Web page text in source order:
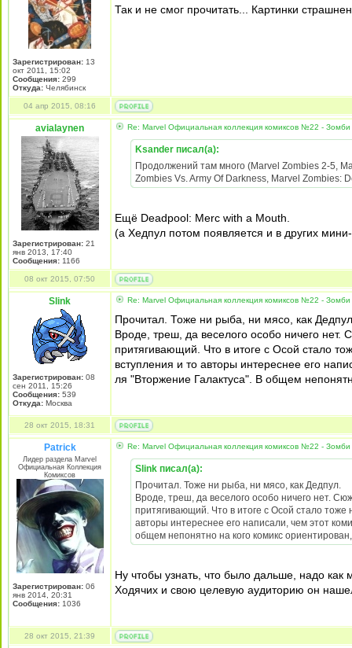
Зарегистрирован: 13
окт 2011, 15:02
Сообщения: 299
Откуда: Челябинск
Так и не смог прочитать... Картинки
04 апр 2015, 08:16
avialaynen
Зарегистрирован: 21
янв 2013, 17:40
Сообщения: 1166
Re: Marvel Официальная коллекция комиксов №22 - Зомби
Ksander писал(а):
Продолжений там много (Marvel Zombies 2-5,
Zombies Vs. Army Of Darkness, Marvel Zombies:
Ещё Deadpool: Merc with a Mouth.
(а Хедпул потом появляется и в других
08 окт 2015, 07:50
Slink
Зарегистрирован: 08
сен 2011, 15:26
Сообщения: 539
Откуда: Москва
Re: Marvel Официальная коллекция комиксов №22 - Зомби
Прочитал. Тоже ни рыба, ни мясо, как
Вроде, треш, да веселого особо ничего
притягивающий. Что в итоге с Осой стало
вступления и то авторы интереснее его
ля "Вторжение Галактуса". В общем
28 окт 2015, 18:31
Patrick
Лидер раздела Marvel
Официальная Коллекция
Комиксов
Зарегистрирован: 06
янв 2014, 20:31
Сообщения: 1036
Re: Marvel Официальная коллекция комиксов №22 - Зомби
Slink писал(а):
Прочитал. Тоже ни рыба, ни мясо, как Дедпул.
Вроде, треш, да веселого особо ничего нет.
притягивающий. Что в итоге с Осой стало
авторы интереснее его написали, чем этот
общем непонятно на кого комикс
Ну чтобы узнать, что было дальше, надо
Ходячих и свою целевую аудиторию он
28 окт 2015, 21:39